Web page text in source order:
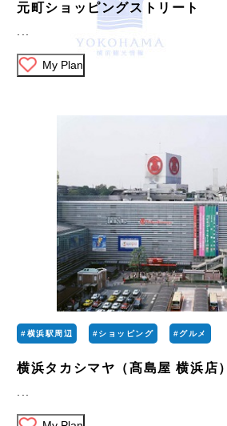
元町ショッピングストリート
My Plan
#横浜駅周辺 #ショッピング #グルメ
横浜タカシマヤ（髙島屋 横浜店）